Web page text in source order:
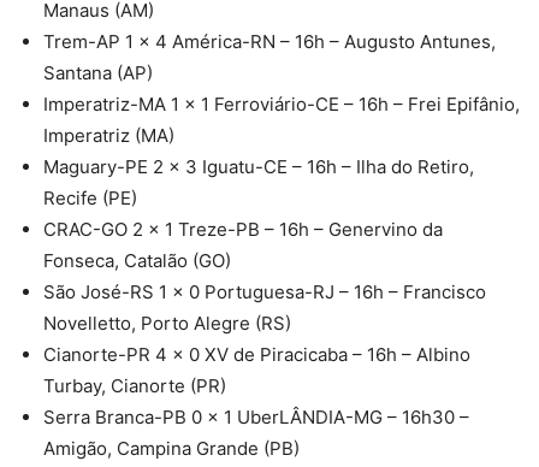
Manaus (AM)
Trem-AP 1 x 4 América-RN – 16h – Augusto Antunes,
Santana (AP)
Imperatriz-MA 1 x 1 Ferroviário-CE – 16h – Frei Epifânio,
Imperatriz (MA)
Maguary-PE 2 x 3 Iguatu-CE – 16h – Ilha do Retiro,
Recife (PE)
CRAC-GO 2 x 1 Treze-PB – 16h – Genervino da
Fonseca, Catalão (GO)
São José-RS 1 x 0 Portuguesa-RJ – 16h – Francisco
Novelletto, Porto Alegre (RS)
Cianorte-PR 4 x 0 XV de Piracicaba – 16h – Albino
Turbay, Cianorte (PR)
Serra Branca-PB 0 x 1 UberLÂNDIA-MG – 16h30 –
Amigão, Campina Grande (PB)